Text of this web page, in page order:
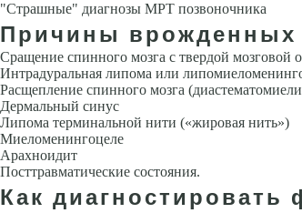
"Страшные" диагнозы МРТ позвоночника
Причины врожденных
Сращение спинного мозга с твердой
Интрадуральная липома или
Расщепление спинного мозга
Дермальный синус
Липома терминальной нити («жировая нить»)
Миеломенингоцеле
Арахноидит
Посттравматические состояния.
Как